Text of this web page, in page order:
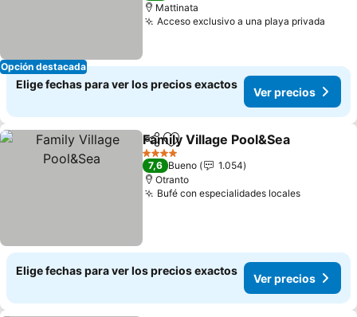
Opción destacada
Mattinata
Acceso exclusivo a una playa privada
Elige fechas para ver los precios exactos
Ver precios
CompartirAgregar a favoritos
Family Village Pool&Sea
4 Estrellas
7,6 Bueno
1.054
Otranto
Bufé con especialidades locales
Elige fechas para ver los precios exactos
Ver precios